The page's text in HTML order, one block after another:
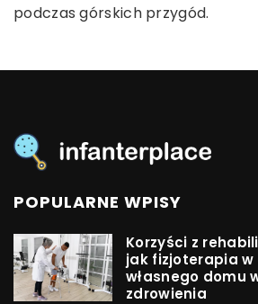
podczas górskich przygód.
POPULARNE WPISY
Korzyści z
jak fizjoterapia w
własnego domu
zdrowienia